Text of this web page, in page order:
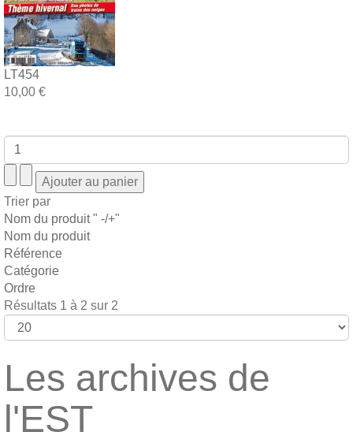
LT454
10,00 €
Trier par
Nom du produit " -/+"
Nom du produit
Référence
Catégorie
Ordre
Résultats 1 à 2 sur 2
Les archives de
l'EST